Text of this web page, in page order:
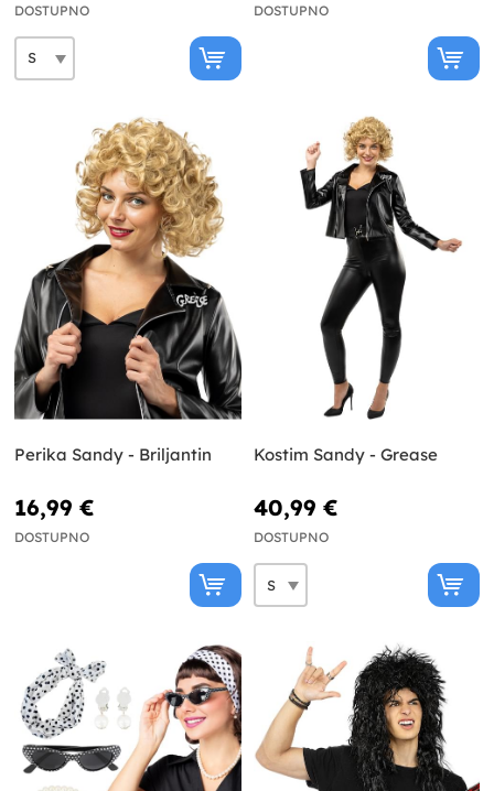
DOSTUPNO DOSTUPNO
Perika Sandy - Briljantin
16,99 €
DOSTUPNO
Kostim Sandy - Grease
40,99 €
DOSTUPNO